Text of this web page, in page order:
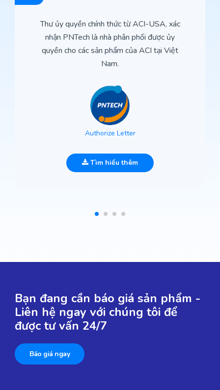
Thư ủy quyền chính thức từ ACI-USA, xác
nhận PNTech là nhà phân phối được ủy
quyền cho các sản phẩm của ACI tại Việt
Nam.
Authorize Letter
Tìm hiểu thêm
Bạn đang cần báo giá sản phẩm -
Liên hệ ngay với chúng tôi để
được tư vấn 24/7
Báo giá ngay